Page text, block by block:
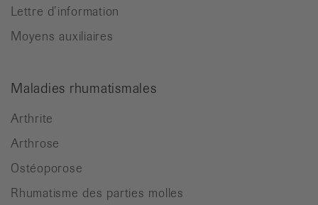
Lettre d’information
Moyens auxiliaires
Maladies rhumatismales
Arthrite
Arthrose
Ostéoporose
Rhumatisme des parties molles